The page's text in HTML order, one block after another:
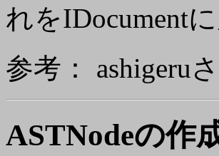
れをIDocument
参考： ashigeru
ASTNodeの作